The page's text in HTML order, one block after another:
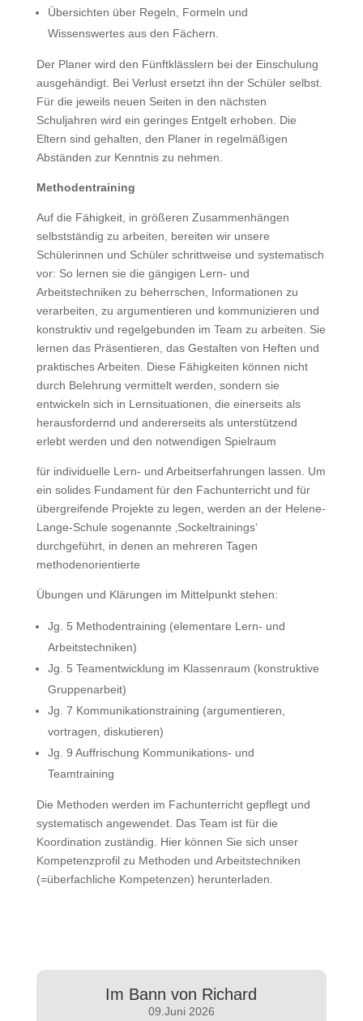
Übersichten über Regeln, Formeln und
Wissenswertes aus den Fächern.
Der Planer wird den Fünftklässlern bei der Einschulung
ausgehändigt. Bei Verlust ersetzt ihn der Schüler selbst.
Für die jeweils neuen Seiten in den nächsten
Schuljahren wird ein geringes Entgelt erhoben. Die
Eltern sind gehalten, den Planer in regelmäßigen
Abständen zur Kenntnis zu nehmen.
Methodentraining
Auf die Fähigkeit, in größeren Zusammenhängen
selbstständig zu arbeiten, bereiten wir unsere
Schülerinnen und Schüler schrittweise und systematisch
vor: So lernen sie die gängigen Lern- und
Arbeitstechniken zu beherrschen, Informationen zu
verarbeiten, zu argumentieren und kommunizieren und
konstruktiv und regelgebunden im Team zu arbeiten. Sie
lernen das Präsentieren, das Gestalten von Heften und
praktisches Arbeiten. Diese Fähigkeiten können nicht
durch Belehrung vermittelt werden, sondern sie
entwickeln sich in Lernsituationen, die einerseits als
herausfordernd und andererseits als unterstützend
erlebt werden und den notwendigen Spielraum
für individuelle Lern- und Arbeitserfahrungen lassen. Um
ein solides Fundament für den Fachunterricht und für
übergreifende Projekte zu legen, werden an der Helene-
Lange-Schule sogenannte ‚Sockeltrainings‘
durchgeführt, in denen an mehreren Tagen
methodenorientierte
Übungen und Klärungen im Mittelpunkt stehen:
Jg. 5 Methodentraining (elementare Lern- und
Arbeitstechniken)
Jg. 5 Teamentwicklung im Klassenraum (konstruktive
Gruppenarbeit)
Jg. 7 Kommunikationstraining (argumentieren,
vortragen, diskutieren)
Jg. 9 Auffrischung Kommunikations- und
Teamtraining
Die Methoden werden im Fachunterricht gepflegt und
systematisch angewendet. Das Team ist für die
Koordination zuständig. Hier können Sie sich unser
Kompetenzprofil zu Methoden und Arbeitstechniken
(=überfachliche Kompetenzen) herunterladen.
Im Bann von Richard
09.Juni 2026